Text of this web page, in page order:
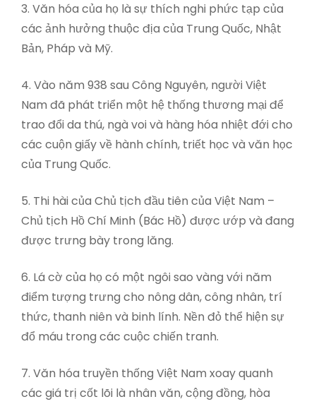
3. Văn hóa của họ là sự thích nghi phức tạp của
các ảnh hưởng thuộc địa của Trung Quốc, Nhật
Bản, Pháp và Mỹ.
4. Vào năm 938 sau Công Nguyên, người Việt
Nam đã phát triển một hệ thống thương mại để
trao đổi da thú, ngà voi và hàng hóa nhiệt đới cho
các cuộn giấy về hành chính, triết học và văn học
của Trung Quốc.
5. Thi hài của Chủ tịch đầu tiên của Việt Nam –
Chủ tịch Hồ Chí Minh (Bác Hồ) được ướp và đang
được trưng bày trong lăng.
6. Lá cờ của họ có một ngôi sao vàng với năm
điểm tượng trưng cho nông dân, công nhân, trí
thức, thanh niên và binh lính. Nền đỏ thể hiện sự
đổ máu trong các cuộc chiến tranh.
7. Văn hóa truyền thống Việt Nam xoay quanh
các giá trị cốt lõi là nhân văn, cộng đồng, hòa